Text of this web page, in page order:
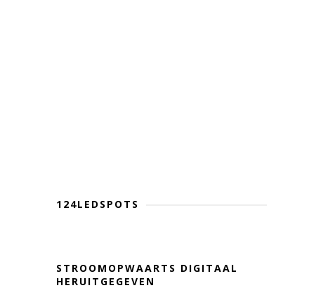
124LEDSPOTS
STROOMOPWAARTS DIGITAAL
HERUITGEGEVEN